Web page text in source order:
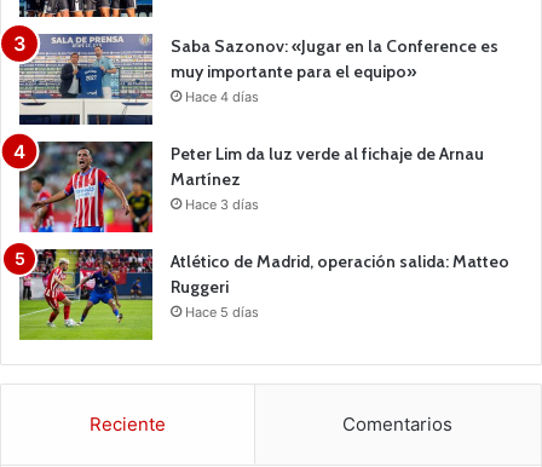
Saba Sazonov: «Jugar en la Conference es
muy importante para el equipo»
Hace 4 días
Peter Lim da luz verde al fichaje de Arnau
Martínez
Hace 3 días
Atlético de Madrid, operación salida: Matteo
Ruggeri
Hace 5 días
Reciente Comentarios